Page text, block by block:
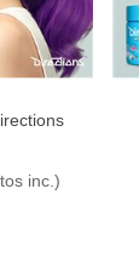
inc.)